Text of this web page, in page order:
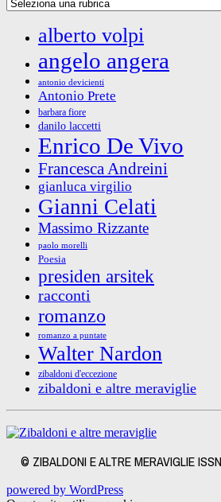
alberto volpi
angelo angera
antonio devicienti
Antonio Prete
barbara fiore
danilo laccetti
Enrico De Vivo
Francesca Andreini
gianluca virgilio
Gianni Celati
Massimo Rizzante
paolo morelli
Poesia
presiden arsitek
racconti
romanzo
romanzo a puntate
Walter Nardon
zibaldoni d'eccezione
zibaldoni e altre meraviglie
© ZIBALDONI E ALTRE MERAVIGLIE
powered by WordPress